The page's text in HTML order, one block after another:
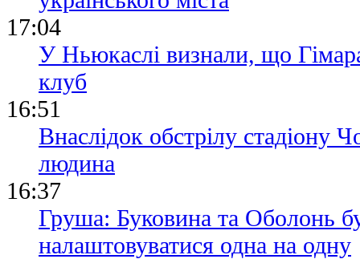
17:04
У Ньюкаслі визнали, що
клуб
16:51
Внаслідок обстрілу стадіону
людина
16:37
Груша: Буковина та Оболонь
налаштовуватися одна на одну